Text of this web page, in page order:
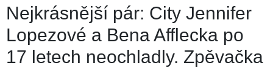
Nejkrásnější pár: City Jennifer
Lopezové a Bena Afflecka po
17 letech neochladly. Zpěvačka